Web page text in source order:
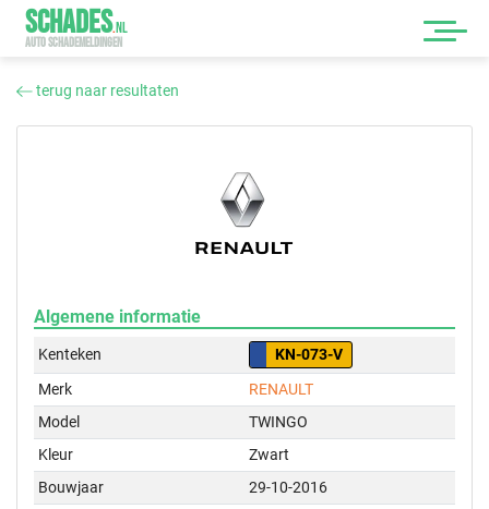
SCHADES.NL
AUTO SCHADEMELDINGEN
terug naar resultaten
Algemene informatie
Kenteken
KN-073-V
Merk
RENAULT
Model
TWINGO
Kleur
Zwart
Bouwjaar
29-10-2016